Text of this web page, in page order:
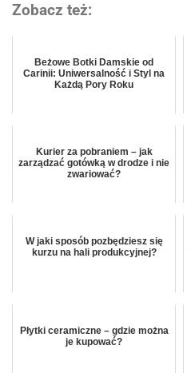
Zobacz też:
Beżowe Botki Damskie od
Carinii: Uniwersalność i Styl na
Każdą Pory Roku
Kurier za pobraniem – jak
zarządzać gotówką w drodze i nie
zwariować?
W jaki sposób pozbędziesz się
kurzu na hali produkcyjnej?
Płytki ceramiczne – gdzie można
je kupować?